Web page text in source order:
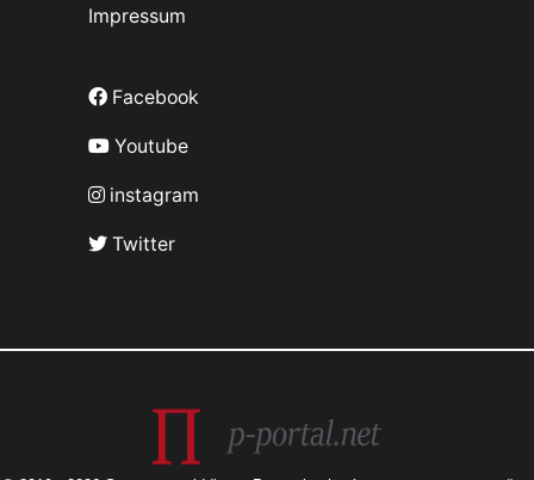
Impressum
Facebook
Youtube
instagram
Twitter